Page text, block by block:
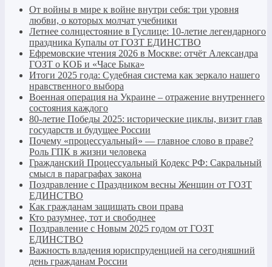
От войны в мире к войне внутри себя: три уровня
любви, о которых молчат учебники
Летнее солнцестояние в Гуслице: 10-летие легендарного
праздника Купалы от ГОЗТ ЕДИНСТВО
Ефремовские чтения 2026 в Москве: отчёт Александра
ГОЗТ о КОБ и «Часе Быка»
Итоги 2025 года: Судебная система как зеркало нашего
нравственного выбора
Военная операция на Украине – отражение внутреннего
состояния каждого
80-летие Победы 2025: исторические циклы, визит глав
государств и будущее России
Почему «процессуальный» — главное слово в праве?
Роль ГПК в жизни человека
Гражданский Процессуальный Кодекс РФ: Сакральный
смысл в параграфах закона
Поздравление с Праздником весны Женщин от ГОЗТ
ЕДИНСТВО
Как гражданам защищать свои права
Кто разумнее, тот и свободнее
Поздравление с Новым 2025 годом от ГОЗТ
ЕДИНСТВО
Важность владения юриспруденцией на сегодняшний
день гражданам России